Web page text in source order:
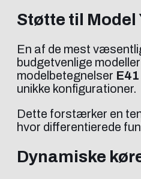
Støtte til Model
En af de mest
budgetvenlige
modelbetegnelser
unikke konfigurationer.
Dette forstærker en
hvor differentierede
Dynamiske